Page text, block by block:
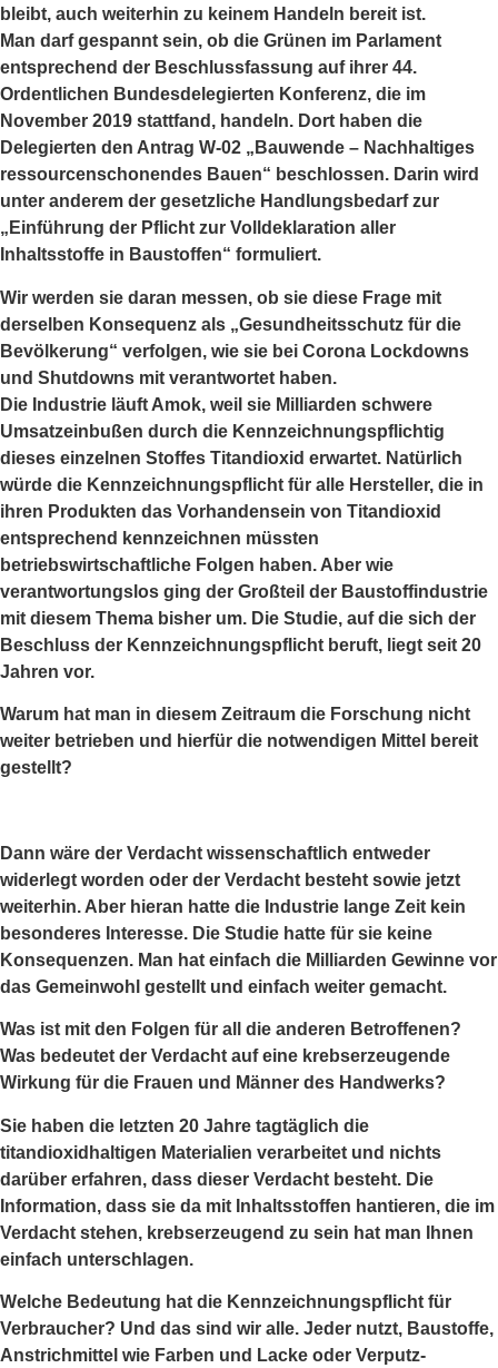
bleibt, auch weiterhin zu keinem Handeln bereit ist.
Man darf gespannt sein, ob die Grünen im Parlament
entsprechend der Beschlussfassung auf ihrer 44.
Ordentlichen Bundesdelegierten Konferenz, die im
November 2019 stattfand, handeln. Dort haben die
Delegierten den Antrag W-02 „Bauwende – Nachhaltiges
ressourcenschonendes Bauen“ beschlossen. Darin wird
unter anderem der gesetzliche Handlungsbedarf zur
„Einführung der Pflicht zur Volldeklaration aller
Inhaltsstoffe in Baustoffen“ formuliert.
Wir werden sie daran messen, ob sie diese Frage mit
derselben Konsequenz als „Gesundheitsschutz für die
Bevölkerung“ verfolgen, wie sie bei Corona Lockdowns
und Shutdowns mit verantwortet haben.
Die Industrie läuft Amok, weil sie Milliarden schwere
Umsatzeinbußen durch die Kennzeichnungspflichtig
dieses einzelnen Stoffes Titandioxid erwartet. Natürlich
würde die Kennzeichnungspflicht für alle Hersteller, die in
ihren Produkten das Vorhandensein von Titandioxid
entsprechend kennzeichnen müssten
betriebswirtschaftliche Folgen haben. Aber wie
verantwortungslos ging der Großteil der Baustoffindustrie
mit diesem Thema bisher um. Die Studie, auf die sich der
Beschluss der Kennzeichnungspflicht beruft, liegt seit 20
Jahren vor.
Warum hat man in diesem Zeitraum die Forschung nicht
weiter betrieben und hierfür die notwendigen Mittel bereit
gestellt?
Dann wäre der Verdacht wissenschaftlich entweder
widerlegt worden oder der Verdacht besteht sowie jetzt
weiterhin. Aber hieran hatte die Industrie lange Zeit kein
besonderes Interesse. Die Studie hatte für sie keine
Konsequenzen. Man hat einfach die Milliarden Gewinne vor
das Gemeinwohl gestellt und einfach weiter gemacht.
Was ist mit den Folgen für all die anderen Betroffenen?
Was bedeutet der Verdacht auf eine krebserzeugende
Wirkung für die Frauen und Männer des Handwerks?
Sie haben die letzten 20 Jahre tagtäglich die
titandioxidhaltigen Materialien verarbeitet und nichts
darüber erfahren, dass dieser Verdacht besteht. Die
Information, dass sie da mit Inhaltsstoffen hantieren, die im
Verdacht stehen, krebserzeugend zu sein hat man Ihnen
einfach unterschlagen.
Welche Bedeutung hat die Kennzeichnungspflicht für
Verbraucher? Und das sind wir alle. Jeder nutzt, Baustoffe,
Anstrichmittel wie Farben und Lacke oder Verputz-